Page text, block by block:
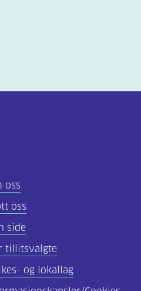
oss
oss
side
tillitsvalgte
og lokallag